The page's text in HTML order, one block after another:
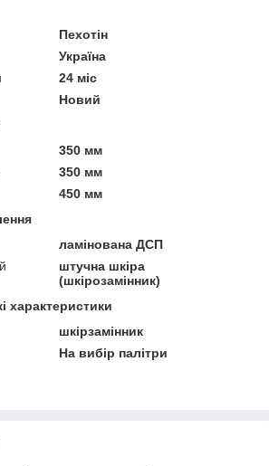
Пехотін
Україна
24 міс
Новий
350 мм
350 мм
450 мм
ламінована ДСП
штучна шкіра
(шкірозамінник)
характеристики
шкірзамінник
На вибір палітри